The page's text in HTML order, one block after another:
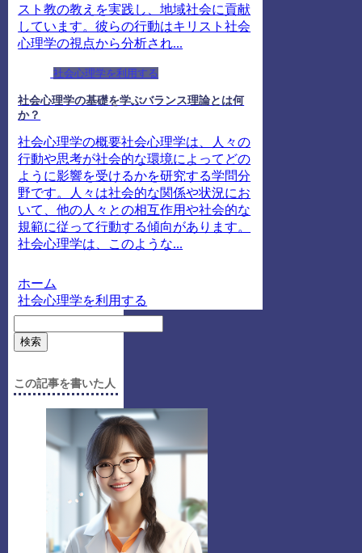
スト教の教えを実践し、地域社会に貢献
しています。彼らの行動はキリスト社会
心理学の視点から分析され...
社会心理学を利用する
社会心理学の基礎を学ぶバランス理論とは何
か？
社会心理学の概要社会心理学は、人々の
行動や思考が社会的な環境によってどの
ように影響を受けるかを研究する学問分
野です。人々は社会的な関係や状況にお
いて、他の人々との相互作用や社会的な
規範に従って行動する傾向があります。
社会心理学は、このような...
ホーム
社会心理学を利用する
検索
この記事を書いた人